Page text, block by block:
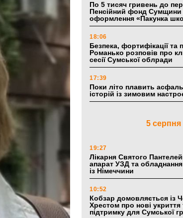
По 5 тисяч гривень до
Пенсійний фонд Сумщини
оформлення «Пакунка
18:06
Безпека, фортифікації та
Романько розповів про
сесії Сумської облради
17:39
Поки літо плавить
історій із зимовим
5 серпня
19:27
Лікарня Святого
апарат УЗД та обладнання
із Німеччини
10:52
Кобзар домовляється із
Хрестом про нові укриття
підтримку для Сумської